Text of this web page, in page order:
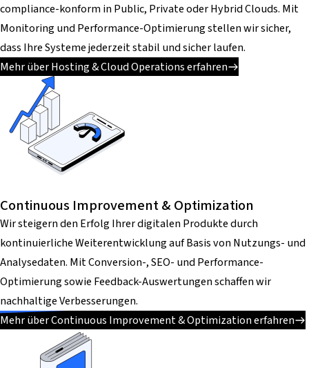
compliance-konform in Public, Private oder Hybrid Clouds. Mit
Monitoring und Performance-Optimierung stellen wir sicher,
dass Ihre Systeme jederzeit stabil und sicher laufen.
Mehr über Hosting & Cloud Operations erfahren
Continuous Improvement & Optimization
Wir steigern den Erfolg Ihrer digitalen Produkte durch
kontinuierliche Weiterentwicklung auf Basis von Nutzungs- und
Analysedaten. Mit Conversion-, SEO- und Performance-
Optimierung sowie Feedback-Auswertungen schaffen wir
nachhaltige Verbesserungen.
Mehr über Continuous Improvement & Optimization erfahren